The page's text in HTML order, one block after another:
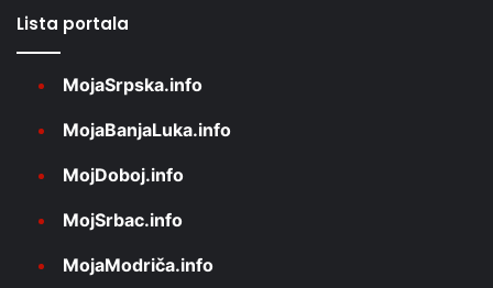
Lista portala
MojaSrpska.info
MojaBanjaLuka.info
MojDoboj.info
MojSrbac.info
MojaModriča.info